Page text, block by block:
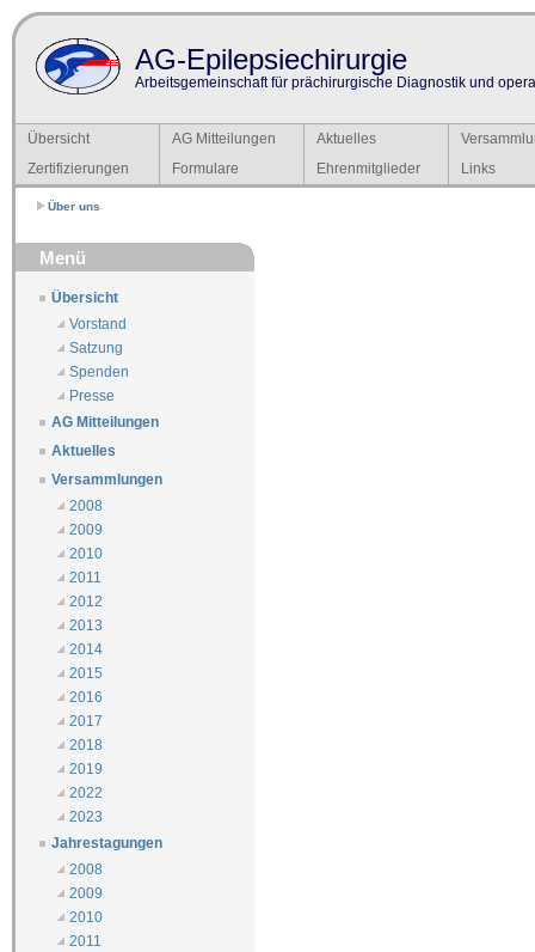
AG-Epilepsiechirurgie
Arbeitsgemeinschaft für prächirurgische Diagnostik und
Übersicht AG Mitteilungen Aktuelles
Zertifizierungen
Formulare Ehrenmitglieder Links
Über uns
Menü
Übersicht
Vorstand
Satzung
Spenden
Presse
AG Mitteilungen
Aktuelles
Versammlungen
2008
2009
2010
2011
2012
2013
2014
2015
2016
2017
2018
2019
2022
2023
Jahrestagungen
2008
2009
2010
2011